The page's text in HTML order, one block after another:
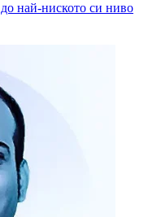
най-ниското си ниво